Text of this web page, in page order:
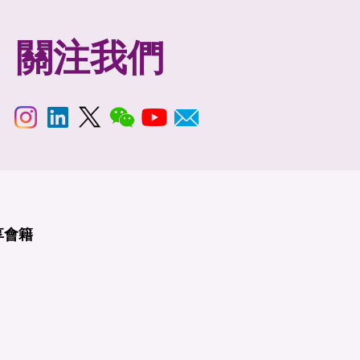
關注我們
會籍